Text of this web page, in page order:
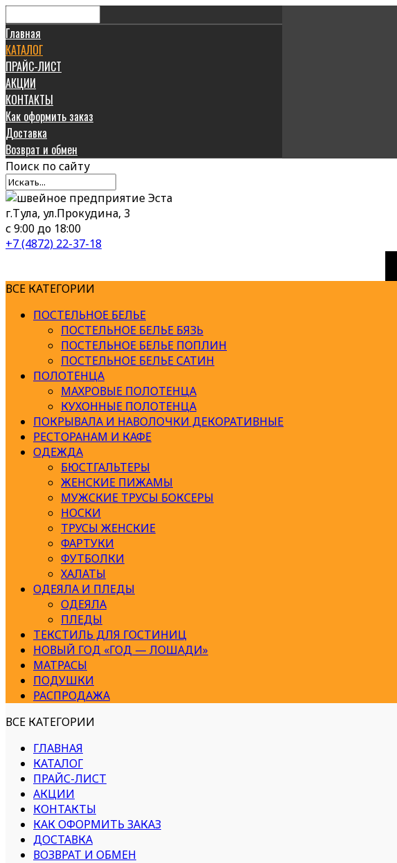
Главная
КАТАЛОГ
ПРАЙС-ЛИСТ
АКЦИИ
КОНТАКТЫ
Как оформить заказ
Доставка
Возврат и обмен
Поиск по сайту
г.Тула, ул.Прокудина, 3
с 9:00 до 18:00
+7 (4872) 22-37-18
ВСЕ КАТЕГОРИИ
ПОСТЕЛЬНОЕ БЕЛЬЕ
ПОСТЕЛЬНОЕ БЕЛЬЕ БЯЗЬ
ПОСТЕЛЬНОЕ БЕЛЬЕ ПОПЛИН
ПОСТЕЛЬНОЕ БЕЛЬЕ САТИН
ПОЛОТЕНЦА
МАХРОВЫЕ ПОЛОТЕНЦА
КУХОННЫЕ ПОЛОТЕНЦА
ПОКРЫВАЛА И НАВОЛОЧКИ ДЕКОРАТИВНЫЕ
РЕСТОРАНАМ И КАФЕ
ОДЕЖДА
БЮСТГАЛЬТЕРЫ
ЖЕНСКИЕ ПИЖАМЫ
МУЖСКИЕ ТРУСЫ БОКСЕРЫ
НОСКИ
ТРУСЫ ЖЕНСКИЕ
ФАРТУКИ
ФУТБОЛКИ
ХАЛАТЫ
ОДЕЯЛА И ПЛЕДЫ
ОДЕЯЛА
ПЛЕДЫ
ТЕКСТИЛЬ ДЛЯ ГОСТИНИЦ
НОВЫЙ ГОД «ГОД — ЛОШАДИ»
МАТРАСЫ
ПОДУШКИ
РАСПРОДАЖА
ВСЕ КАТЕГОРИИ
ГЛАВНАЯ
КАТАЛОГ
ПРАЙС-ЛИСТ
АКЦИИ
КОНТАКТЫ
КАК ОФОРМИТЬ ЗАКАЗ
ДОСТАВКА
ВОЗВРАТ И ОБМЕН